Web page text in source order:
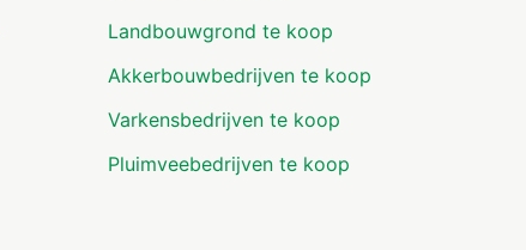
Landbouwgrond te koop
Akkerbouwbedrijven te koop
Varkensbedrijven te koop
Pluimveebedrijven te koop